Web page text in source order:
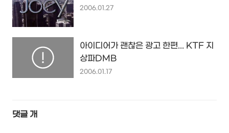
2006.01.27
아이디어가 괜찮은 광고 한편... KTF 지
상파DMB
2006.01.17
댓글 개